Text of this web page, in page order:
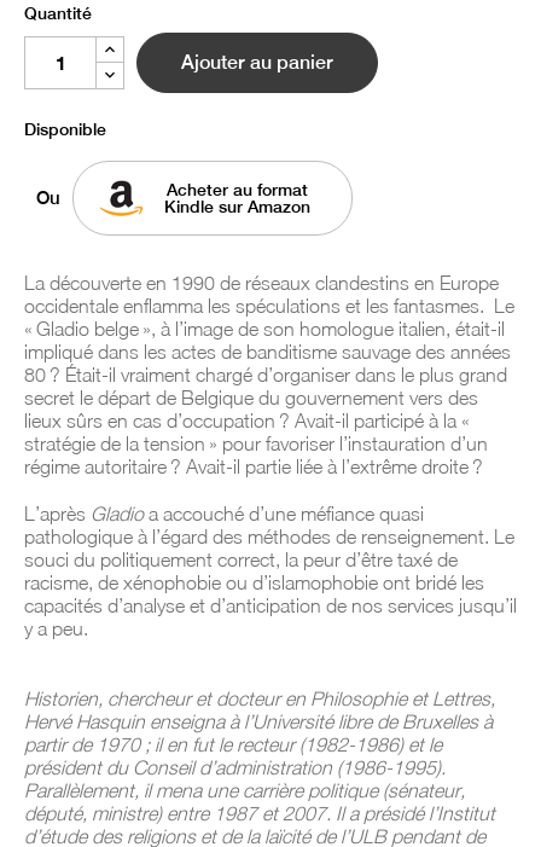
Quantité
Ajouter au panier
Disponible
Ou
Acheter au format
Kindle sur Amazon
La découverte en 1990 de réseaux clandestins en Europe
occidentale enflamma les spéculations et les fantasmes. Le
« Gladio belge », à l’image de son homologue italien, était-il
impliqué dans les actes de banditisme sauvage des années
80 ? Était-il vraiment chargé d’organiser dans le plus grand
secret le départ de Belgique du gouvernement vers des
lieux sûrs en cas d’occupation ? Avait-il participé à la «
stratégie de la tension » pour favoriser l’instauration d’un
régime autoritaire ? Avait-il partie liée à l’extrême droite ?
L’après Gladioa accouché d’une méfiance quasi
pathologique à l’égard des méthodes de renseignement. Le
souci du politiquement correct, la peur d’être taxé de
racisme, de xénophobie ou d’islamophobie ont bridé les
capacités d’analyse et d’anticipation de nos services jusqu’il
y a peu.
Historien, chercheur et docteur en Philosophie et Lettres,
Hervé Hasquin enseigna à l’Université libre de Bruxelles à
partir de 1970 ; il en fut le recteur (1982-1986) et le
président du Conseil d’administration (1986-1995).
Parallèlement, il mena une carrière politique (sénateur,
député, ministre) entre 1987 et 2007. Il a présidé l’Institut
d’étude des religions et de la laïcité de l’ULB pendant de